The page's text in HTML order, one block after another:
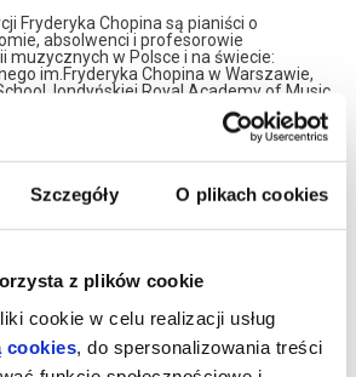
Szczegóły O plikach cookies
z plików cookie
cookie w celu realizacji usług
cookies, do spersonalizowania treści
Fryderyka Chopina są pianiści o
absolwenci i profesorowie
muzycznych w Polsce i na świecie:
im.Fryderyka Chopina w Warszawie,
londyńskiej Royal Academy of Music,
czy francuskiego Conservatoire de
własne interpretacje utworów
koncertowym fortepianie Steinway,
spotkań muzycznych. Wnętrze,
stąd eleganckie, kryształowe
XIX wiecznych designerów. Sala
uznana za najpiękniejszą sale